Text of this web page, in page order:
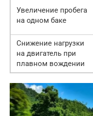
Увеличение пробега
на одном баке
Снижение нагрузки
на двигатель при
плавном вождении